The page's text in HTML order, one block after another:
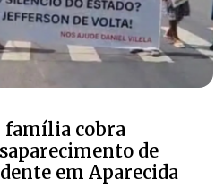
família cobra
de
em Aparecida